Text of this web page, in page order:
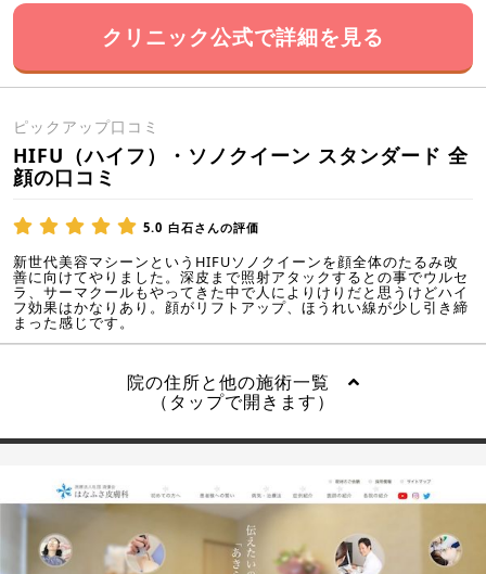
クリニック公式で詳細を見る
ピックアップ口コミ
HIFU（ハイフ）・ソノクイーン スタンダード 全
顔の口コミ
5.0 白石さんの評価
新世代美容マシーンというHIFUソノクイーンを顔全体のたるみ改
善に向けてやりました。深皮まで照射アタックするとの事でウルセ
ラ、サーマクールもやってきた中で人によりけりだと思うけどハイ
フ効果はかなりあり。顔がリフトアップ、ほうれい線が少し引き締
まった感じです。
院の住所と他の施術一覧
（タップで開きます）